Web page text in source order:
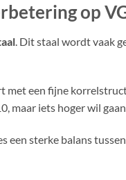
op
. Dit staal wordt vaak
met een fijne
maar iets hoger wil
een sterke balans